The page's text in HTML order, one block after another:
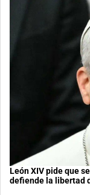
León XIV pide que
defiende la libertad